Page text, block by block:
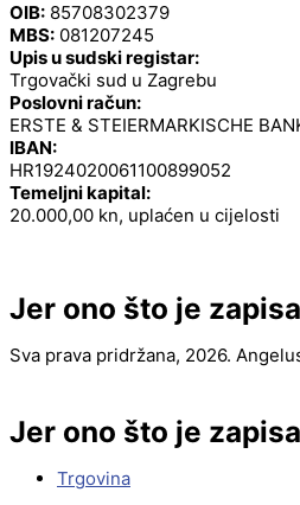
OIB: 85708302379
MBS: 081207245
Upis u sudski registar:
Trgovački sud u Zagrebu
Poslovni račun:
ERSTE & STEIERMARKISCHE
IBAN:
HR1924020061100899052
Temeljni kapital:
20.000,00 kn, uplaćen u cijelosti
Jer ono što je
Sva prava pridržana, 2026.
Jer ono što je
Trgovina